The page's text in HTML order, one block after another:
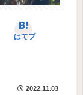
はてブ
2022.11.03